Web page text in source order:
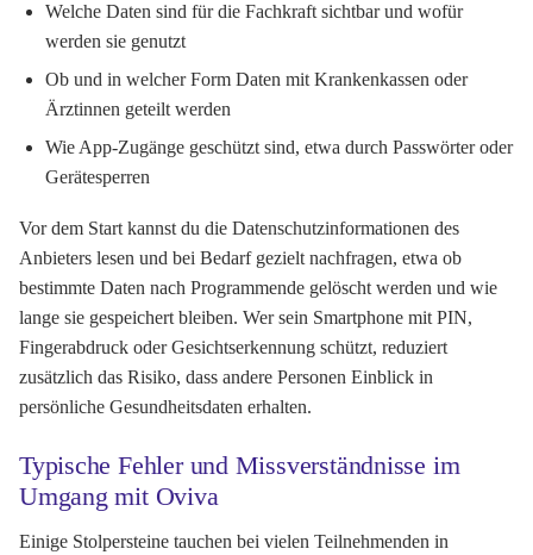
Welche Daten sind für die Fachkraft sichtbar und wofür
werden sie genutzt
Ob und in welcher Form Daten mit Krankenkassen oder
Ärztinnen geteilt werden
Wie App-Zugänge geschützt sind, etwa durch Passwörter oder
Gerätesperren
Vor dem Start kannst du die Datenschutzinformationen des
Anbieters lesen und bei Bedarf gezielt nachfragen, etwa ob
bestimmte Daten nach Programmende gelöscht werden und wie
lange sie gespeichert bleiben. Wer sein Smartphone mit PIN,
Fingerabdruck oder Gesichtserkennung schützt, reduziert
zusätzlich das Risiko, dass andere Personen Einblick in
persönliche Gesundheitsdaten erhalten.
Typische Fehler und Missverständnisse im
Umgang mit Oviva
Einige Stolpersteine tauchen bei vielen Teilnehmenden in